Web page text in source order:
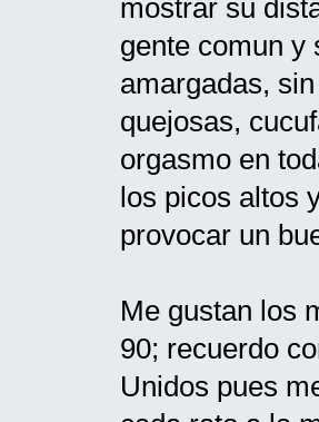
mostrar su
gente comun y
amargadas,
quejosas,
orgasmo en
los picos altos
provocar un
Me gustan los
90; recuerdo
Unidos pues